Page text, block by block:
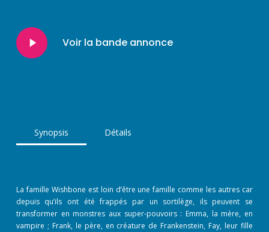
Play
Video
Voir la bande annonce
Synopsis Détails
La famille Wishbone est loin d’être une famille comme les autres car
depuis qu’ils ont été frappés par un sortilège, ils peuvent se
transformer en monstres aux super-pouvoirs : Emma, la mère, en
vampire ; Frank, le père, en créature de Frankenstein, Fay, leur fille